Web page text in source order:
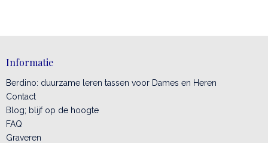
Informatie
Berdino: duurzame leren tassen voor Dames en Heren
Contact
Blog; blijf op de hoogte
FAQ
Graveren